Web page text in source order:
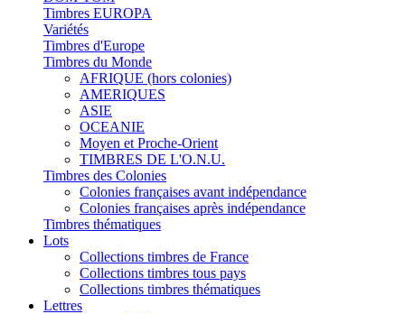
Timbres EUROPA
Variétés
Timbres d'Europe
Timbres du Monde
AFRIQUE (hors colonies)
AMERIQUES
ASIE
OCEANIE
Moyen et Proche-Orient
TIMBRES DE L'O.N.U.
Timbres des Colonies
Colonies françaises avant indépendance
Colonies françaises après indépendance
Timbres thématiques
Lots
Collections timbres de France
Collections timbres tous pays
Collections timbres thématiques
Lettres